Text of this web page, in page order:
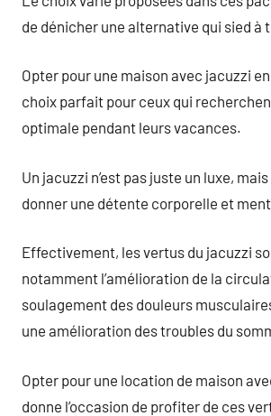
de dénicher une alternative qui sied à
Opter pour une maison avec jacuzzi
choix parfait pour ceux qui
optimale pendant leurs vacances.
Un jacuzzi n’est pas juste un luxe,
donner une détente corporelle et
Effectivement, les vertus du jacuzzi
notamment l’amélioration de la
soulagement des douleurs
une amélioration des troubles du
Opter pour une location de maison
donne l’occasion de profiter de ces